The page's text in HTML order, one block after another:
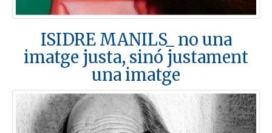
ISIDRE MANILS_ no una
imatge justa, sinó justament
una imatge